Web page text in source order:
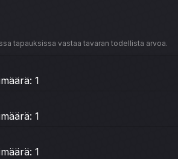
tapauksissa vastaa tavaran todellista arvoa.
1
1
1